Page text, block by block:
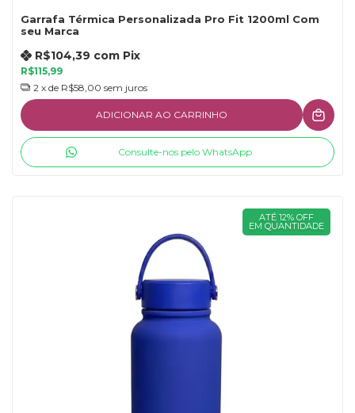
Garrafa Térmica Personalizada Pro Fit 1200ml Com
seu Marca
R$115,99
R$104,39 com Pix
2 x de R$58,00 sem juros
ADICIONAR AO CARRINHO
Consulte-nos pelo WhatsApp
ATÉ 12% OFF
EM QUANTIDADE